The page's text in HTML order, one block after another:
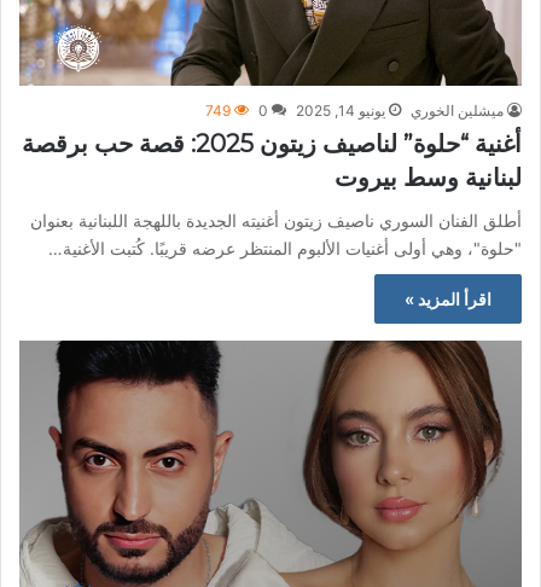
ميشلين الخوري يونيو 14, 2025 0
749
أغنية “حلوة” لناصيف زيتون 2025: قصة حب برقصة
لبنانية وسط بيروت
أطلق الفنان السوري ناصيف زيتون أغنيته الجديدة باللهجة اللبنانية بعنوان
"حلوة"، وهي أولى أغنيات الألبوم المنتظر عرضه قريبًا. كُتبت الأغنية…
اقرأ المزيد »